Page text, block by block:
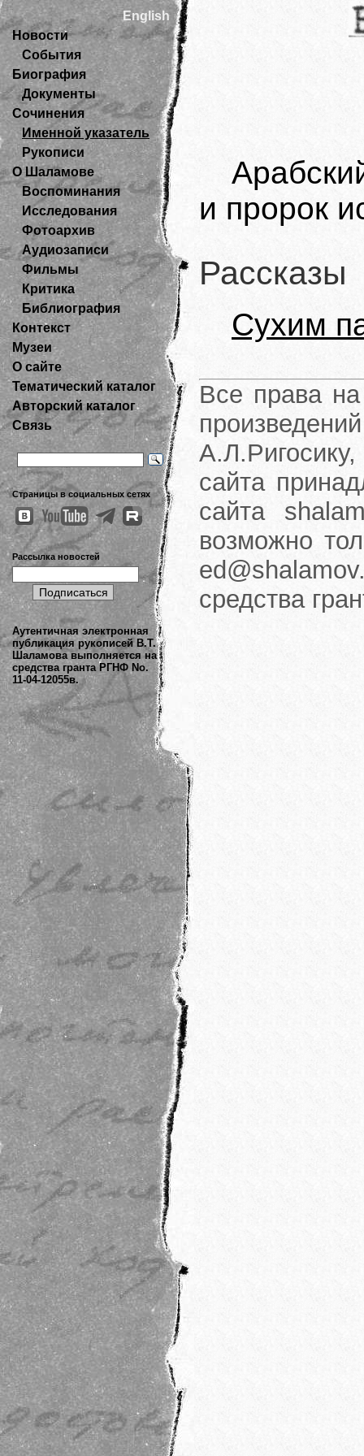
English
Новости
События
Биография
Документы
Сочинения
Именной указатель
Рукописи
О Шаламове
Воспоминания
Исследования
Фотоархив
Аудиозаписи
Фильмы
Критика
Библиография
Контекст
Музеи
О сайте
Тематический каталог
Авторский каталог
Связь
Страницы в социальных сетях
Рассылка новостей
Аутентичная электронная
публикация рукописей В.Т.
Шаламова выполняется на
средства гранта РГНФ No.
11-04-12055в.
и пророк
Рассказы
Сухим
Все права на
сайта
сайта
возможно
средства